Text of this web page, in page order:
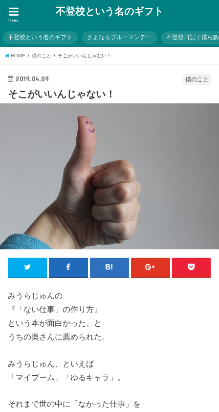
不登校という名のギフト
menu
不登校という名のギフト さよならブルーマンデー 不登校日記｜僕ら
HOME 僕のこと そこがいいんじゃない！
僕のこと
2019.04.09
そこがいいんじゃない！
みうらじゅんの
『「ない仕事」の作り方』
という本が面白かった、と
うちの奥さんに薦められた。
みうらじゅん、といえば
「マイブーム」「ゆるキャラ」。
それまで世の中に「なかった仕事」を